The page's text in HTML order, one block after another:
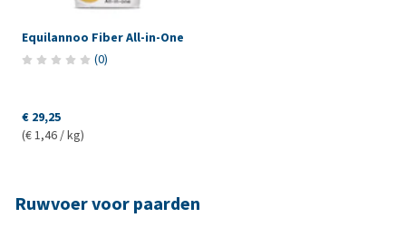
Equilannoo Fiber All-in-One
(0)
€ 29,25
(€ 1,46 / kg)
Ruwvoer voor paarden